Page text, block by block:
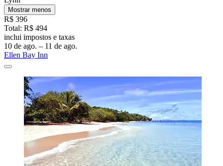
Mostrar menos
R$ 396
Total: R$ 494
inclui impostos e taxas
10 de ago. – 11 de ago.
Ellen Bay Inn